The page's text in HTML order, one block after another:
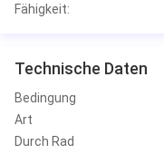
Fähigkeit:
Technische Daten
Bedingung
Art
Durch Rad